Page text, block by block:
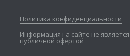
Политика конфиденциальности
Информация на сайте не является
публичной офертой